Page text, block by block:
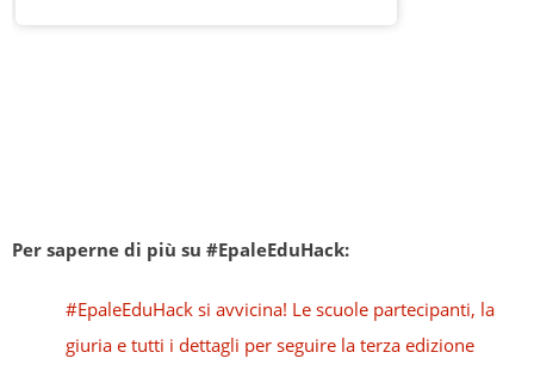
Per saperne di più su #EpaleEduHack:
#EpaleEduHack si avvicina! Le scuole partecipanti, la
giuria e tutti i dettagli per seguire la terza edizione